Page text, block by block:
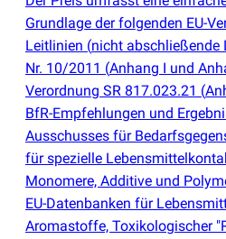
Grundlage der folgenden EU-
Leitlinien (nicht abschließende
Nr. 10/2011 (Anhang I und
Verordnung SR 817.023.21 (
BfR-Empfehlungen und
Ausschusses für
für spezielle
Monomere, Additive und
EU-Datenbanken für
Aromastoffe, Toxikologischer